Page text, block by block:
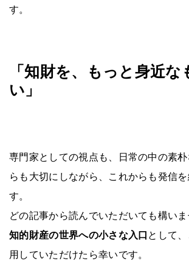
す。
「知財を、もっと身近な
い」
専門家としての視点も、日常の中の素
らも大切にしながら、これからも発信を
す。
どの記事から読んでいただいても構いま
知的財産の世界への小さな入口 として
用していただけたら幸いです。